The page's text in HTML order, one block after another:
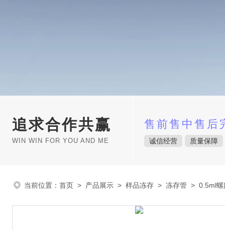
追求合作共赢
WIN WIN FOR YOU AND ME
售前售中售后
诚信经营 质量保障
当前位置： 首页 > 产品展示 > 样品冻存 > 冻存管 > 0.5ml螺